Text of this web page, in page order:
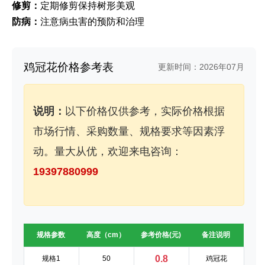
修剪： 定期修剪保持树形美观
防病： 注意病虫害的预防和治理
鸡冠花价格参考表 更新时间：2026年07月
说明： 以下价格仅供参考，实际价格根据
市场行情、采购数量、规格要求等因素浮
动。量大从优，欢迎来电咨询：
19397880999
规格参数 高度（cm） 参考价格(元) 备注说明
规格1 50 0.8 鸡冠花